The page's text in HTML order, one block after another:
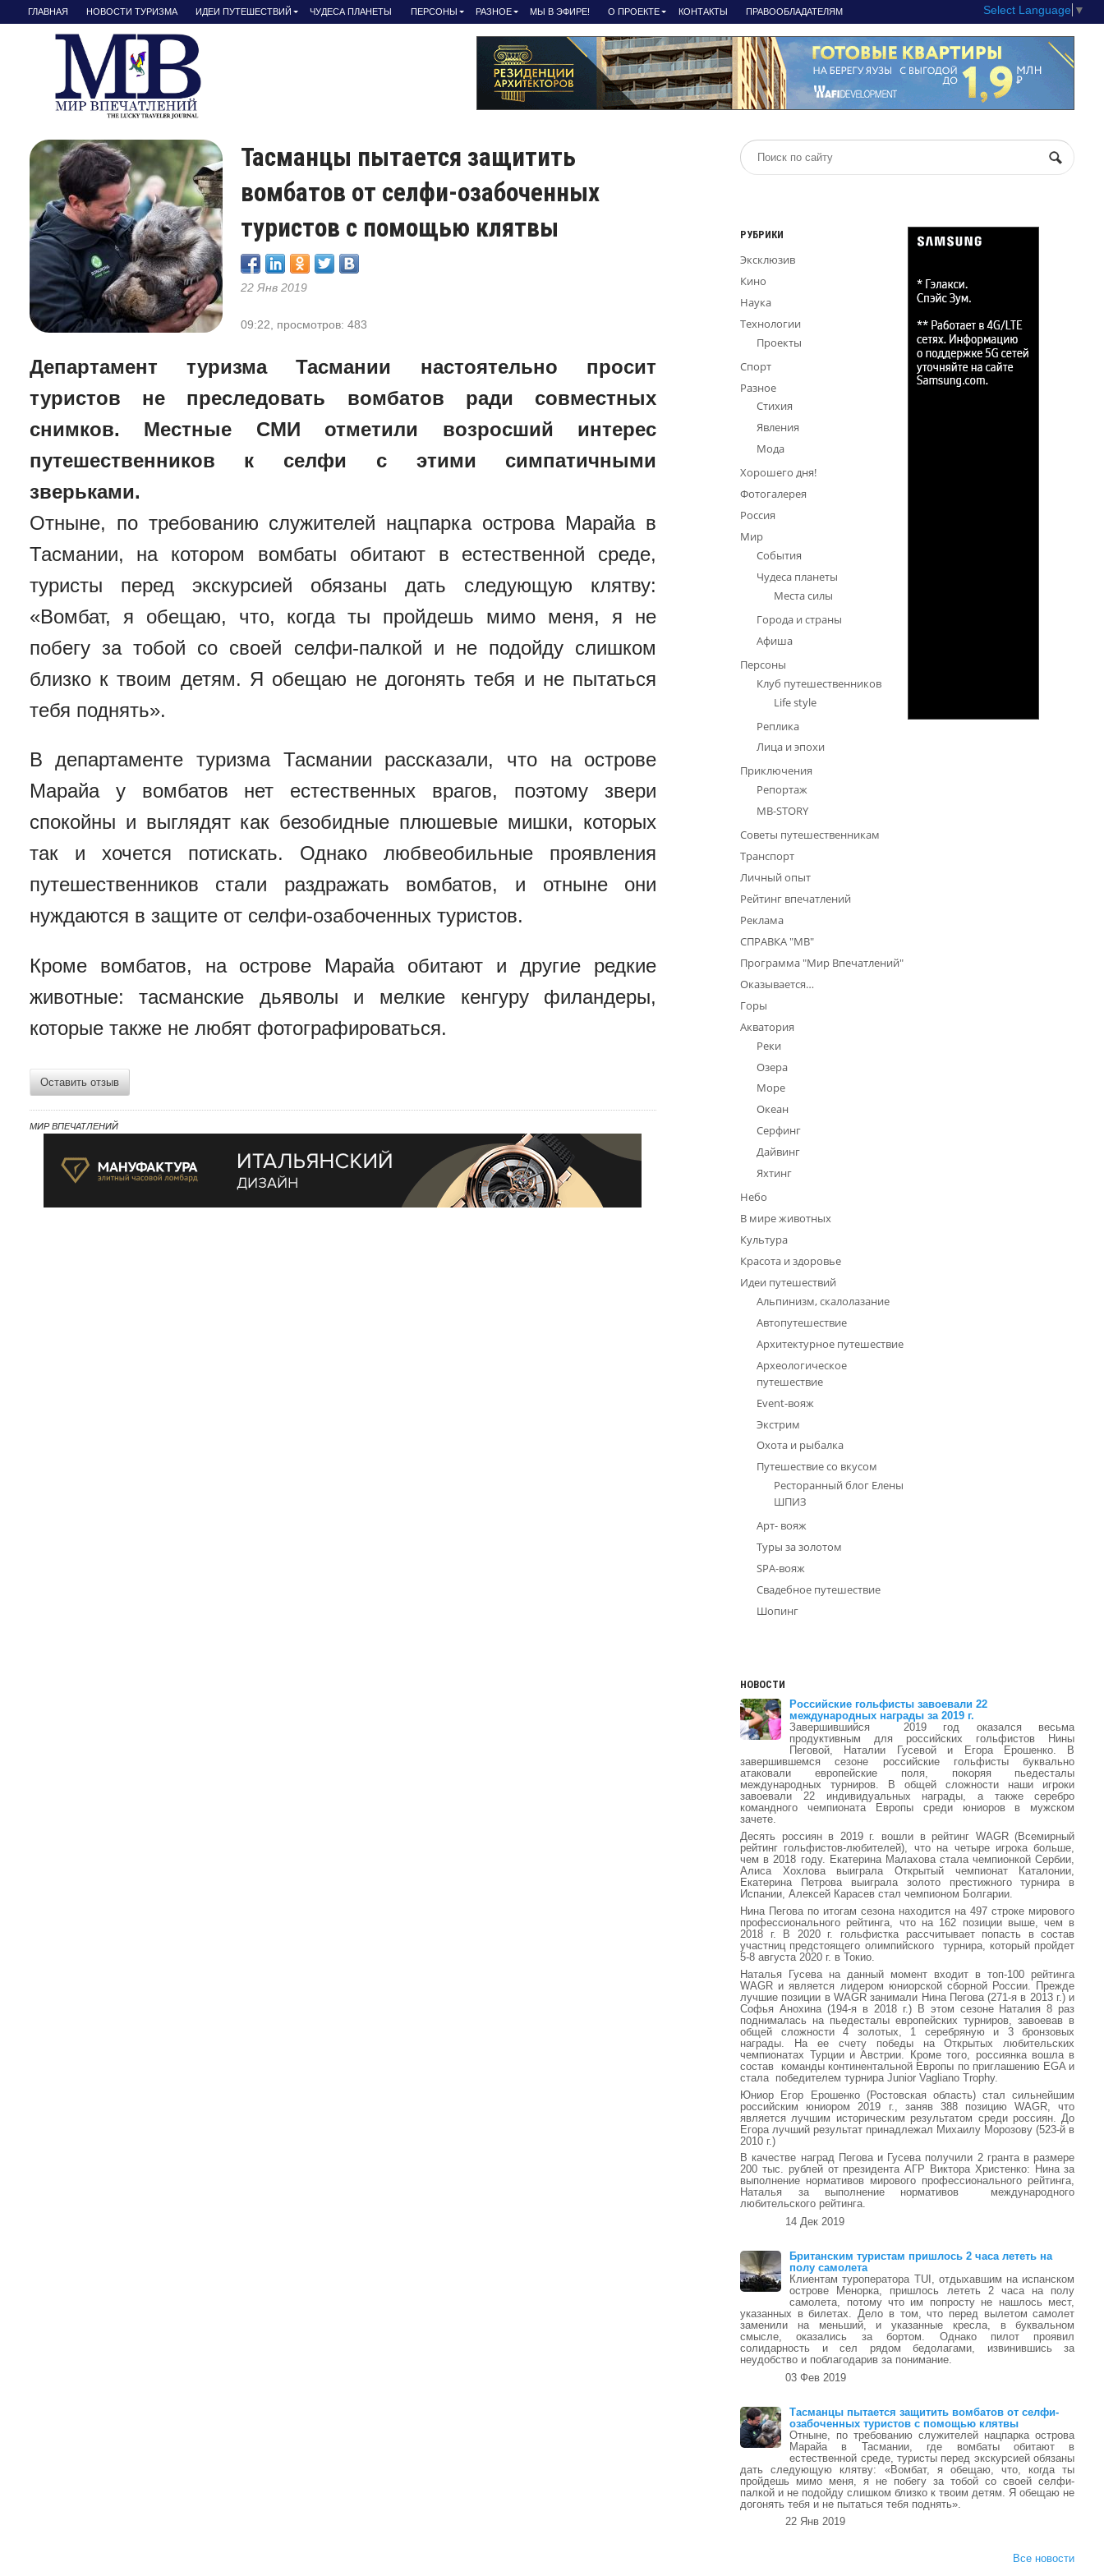
ГЛАВНАЯ НОВОСТИ ТУРИЗМА ИДЕИ ПУТЕШЕСТВИЙ ЧУДЕСА ПЛАНЕТЫ ПЕРСОНЫ РАЗНОЕ МЫ В ЭФИРЕ! О ПРОЕКТЕ КОНТАКТЫ ПРАВООБЛАДАТЕЛЯМ Select Language ▼
Тасманцы пытается защитить
вомбатов от селфи-озабоченных
туристов с помощью клятвы
22 Янв 2019
09:22, просмотров: 483
Департамент туризма Тасмании настоятельно просит
туристов не преследовать вомбатов ради совместных
снимков. Местные СМИ отметили возросший интерес
путешественников к селфи с этими симпатичными
зверьками.
Отныне, по требованию служителей нацпарка острова Марайа в
Тасмании, на котором вомбаты обитают в естественной среде,
туристы перед экскурсией обязаны дать следующую клятву:
«Вомбат, я обещаю, что, когда ты пройдешь мимо меня, я не
побегу за тобой со своей селфи-палкой и не подойду слишком
близко к твоим детям. Я обещаю не догонять тебя и не пытаться
тебя поднять».
В департаменте туризма Тасмании рассказали, что на острове
Марайа у вомбатов нет естественных врагов, поэтому звери
спокойны и выглядят как безобидные плюшевые мишки, которых
так и хочется потискать. Однако любвеобильные проявления
путешественников стали раздражать вомбатов, и отныне они
нуждаются в защите от селфи-озабоченных туристов.
Кроме вомбатов, на острове Марайа обитают и другие редкие
животные: тасманские дьяволы и мелкие кенгуру филандеры,
которые также не любят фотографироваться.
Оставить отзыв
МИР ВПЕЧАТЛЕНИЙ
РУБРИКИ
Эксклюзив
Кино
Наука
Технологии
Проекты
Спорт
Разное
Стихия
Явления
Мода
Хорошего дня!
Фотогалерея
Россия
Мир
События
Чудеса планеты
Места силы
Города и страны
Афиша
Персоны
Клуб путешественников
Life style
Реплика
Лица и эпохи
Приключения
Репортаж
МВ-STORY
Советы путешественникам
Транспорт
Личный опыт
Рейтинг впечатлений
Реклама
СПРАВКА "МВ"
Программа "Мир Впечатлений"
Оказывается…
Горы
Акватория
Реки
Озера
Море
Океан
Серфинг
Дайвинг
Яхтинг
Небо
В мире животных
Культура
Красота и здоровье
Идеи путешествий
Альпинизм, скалолазание
Автопутешествие
Архитектурное путешествие
Археологическое
путешествие
Event-вояж
Экстрим
Охота и рыбалка
Путешествие со вкусом
Ресторанный блог Елены
ШПИЗ
Арт- вояж
Туры за золотом
SPA-вояж
Свадебное путешествие
Шопинг
НОВОСТИ
Российские гольфисты завоевали 22
международных награды за 2019 г.
Завершившийся 2019 год оказался весьма
продуктивным для российских гольфистов Нины
Пеговой, Наталии Гусевой и Егора Ерошенко. В
завершившемся сезоне российские гольфисты буквально
атаковали европейские поля, покоряя пьедесталы
международных турниров. В общей сложности наши игроки
завоевали 22 индивидуальных награды, а также серебро
командного чемпионата Европы среди юниоров в мужском
зачете.
Десять россиян в 2019 г. вошли в рейтинг WAGR (Всемирный
рейтинг гольфистов-любителей), что на четыре игрока больше,
чем в 2018 году. Екатерина Малахова стала чемпионкой Сербии,
Алиса Хохлова выиграла Открытый чемпионат Каталонии,
Екатерина Петрова выиграла золото престижного турнира в
Испании, Алексей Карасев стал чемпионом Болгарии.
Нина Пегова по итогам сезона находится на 497 строке мирового
профессионального рейтинга, что на 162 позиции выше, чем в
2018 г. В 2020 г. гольфистка рассчитывает попасть в состав
участниц предстоящего олимпийского турнира, который пройдет
5-8 августа 2020 г. в Токио.
Наталья Гусева на данный момент входит в топ-100 рейтинга
WAGR и является лидером юниорской сборной России. Прежде
лучшие позиции в WAGR занимали Нина Пегова (271-я в 2013 г.) и
Софья Анохина (194-я в 2018 г.) В этом сезоне Наталия 8 раз
поднималась на пьедесталы европейских турниров, завоевав в
общей сложности 4 золотых, 1 серебряную и 3 бронзовых
награды. На ее счету победы на Открытых любительских
чемпионатах Турции и Австрии. Кроме того, россиянка вошла в
состав команды континентальной Европы по приглашению EGA и
стала победителем турнира Junior Vagliano Trophy.
Юниор Егор Ерошенко (Ростовская область) стал сильнейшим
российским юниором 2019 г., заняв 388 позицию WAGR, что
является лучшим историческим результатом среди россиян. До
Егора лучший результат принадлежал Михаилу Морозову (523-й в
2010 г.)
В качестве наград Пегова и Гусева получили 2 гранта в размере
200 тыс. рублей от президента АГР Виктора Христенко: Нина за
выполнение нормативов мирового профессионального рейтинга,
Наталья за выполнение нормативов международного
любительского рейтинга.
14 Дек 2019
Британским туристам пришлось 2 часа лететь на
полу самолета
Клиентам туроператора TUI, отдыхавшим на испанском
острове Менорка, пришлось лететь 2 часа на полу
самолета, потому что им попросту не нашлось мест,
указанных в билетах. Дело в том, что перед вылетом самолет
заменили на меньший, и указанные кресла, в буквальном
смысле, оказались за бортом. Однако пилот проявил
солидарность и сел рядом бедолагами, извинившись за
неудобство и поблагодарив за понимание.
03 Фев 2019
Тасманцы пытается защитить вомбатов от селфи-
озабоченных туристов с помощью клятвы
Отныне, по требованию служителей нацпарка острова
Марайа в Тасмании, где вомбаты обитают в
естественной среде, туристы перед экскурсией обязаны
дать следующую клятву: «Вомбат, я обещаю, что, когда ты
пройдешь мимо меня, я не побегу за тобой со своей селфи-
палкой и не подойду слишком близко к твоим детям. Я обещаю не
догонять тебя и не пытаться тебя поднять».
22 Янв 2019
Все новости